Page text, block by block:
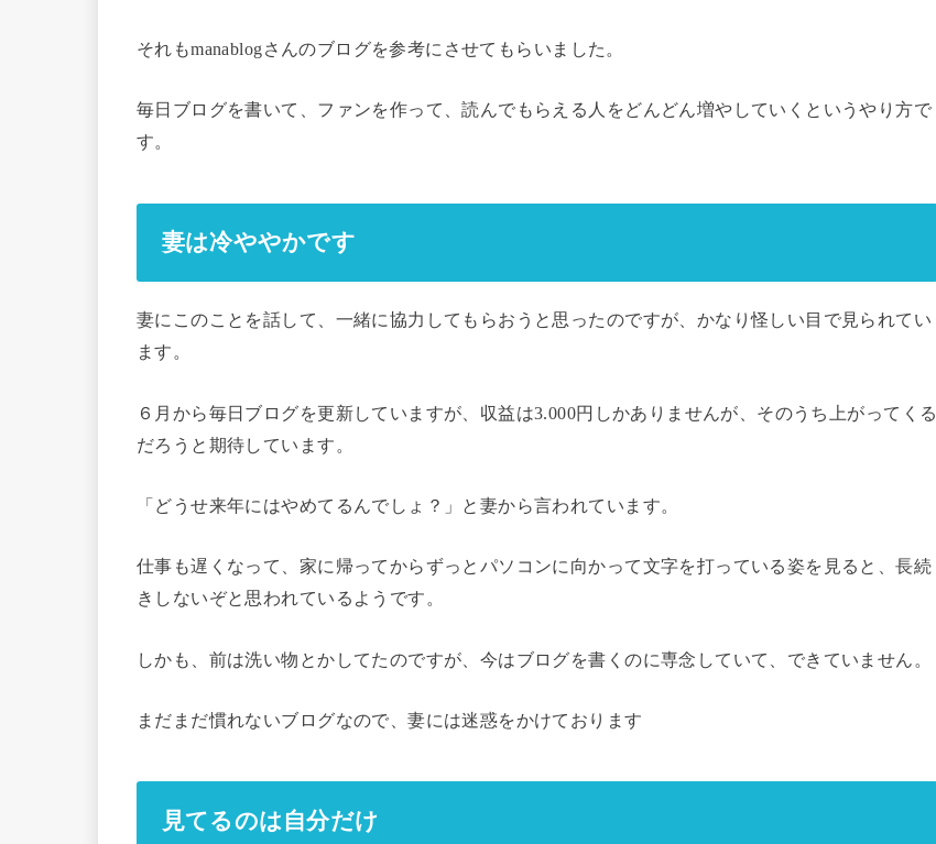
それもmanablogさんのブログを参考にさせてもらいました。
毎日ブログを書いて、ファンを作って、読んでもらえる人をどんどん増やしていくというやり方で
す。
妻は冷ややかです
妻にこのことを話して、一緒に協力してもらおうと思ったのですが、かなり怪しい目で見られてい
ます。
６月から毎日ブログを更新していますが、収益は3.000円しかありませんが、そのうち上がってくる
だろうと期待しています。
「どうせ来年にはやめてるんでしょ？」と妻から言われています。
仕事も遅くなって、家に帰ってからずっとパソコンに向かって文字を打っている姿を見ると、長続
きしないぞと思われているようです。
しかも、前は洗い物とかしてたのですが、今はブログを書くのに専念していて、できていません。
まだまだ慣れないブログなので、妻には迷惑をかけております
見てるのは自分だけ